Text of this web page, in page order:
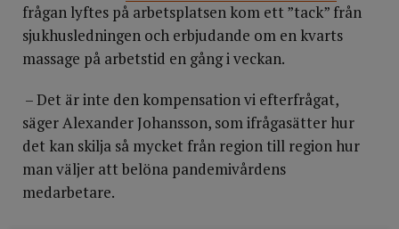
frågan lyftes på arbetsplatsen kom ett ”tack” från
sjukhusledningen och erbjudande om en kvarts
massage på arbetstid en gång i veckan.
– Det är inte den kompensation vi efterfrågat,
säger Alexander Johansson, som ifrågasätter hur
det kan skilja så mycket från region till region hur
man väljer att belöna pandemivårdens
medarbetare.